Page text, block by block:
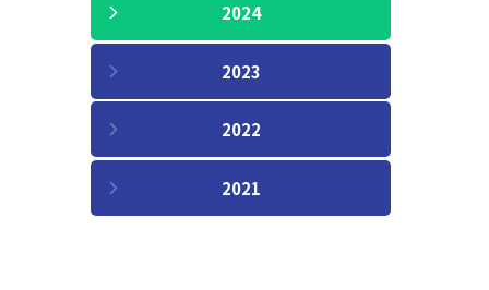
2024
2023
2022
2021